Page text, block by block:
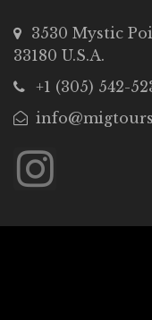
3530 Mystic
33180 U.S.A.
+1 (305) 542-